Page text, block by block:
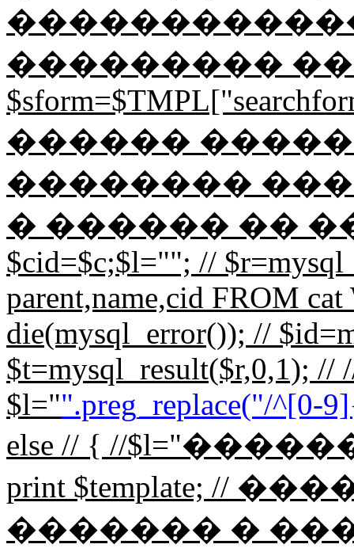
���������
������
��������
� ������ ��
$cid=$c;$l=""; //
parent,name,cid FROM
die(mysql_error()); //
$t=mysql_result($r,0,1); //
$l="".preg_replace("/^[0-
else // { //
print $template; //
������� �